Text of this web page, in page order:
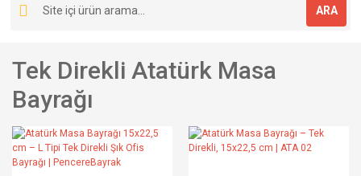
ARA
Tek Direkli Atatürk Masa
Bayrağı